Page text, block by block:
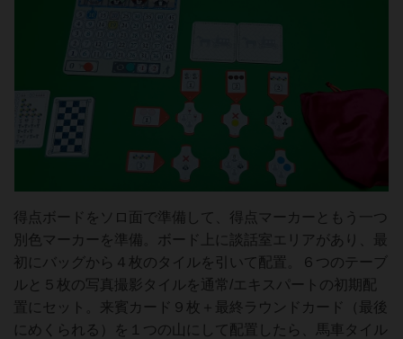
得点ボードをソロ面で準備して、得点マーカーともう一つ
別色マーカーを準備。ボード上に談話室エリアがあり、最
初にバッグから４枚のタイルを引いて配置。６つのテーブ
ルと５枚の写真撮影タイルを通常/エキスパートの初期配
置にセット。来賓カード９枚＋最終ラウンドカード（最後
にめくられる）を１つの山にして配置したら、馬車タイル